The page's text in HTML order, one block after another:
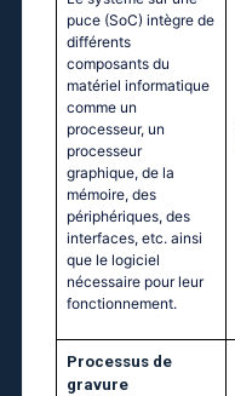
puce (SoC) intègre de
différents
composants du
matériel informatique
comme un
processeur, un
processeur
graphique, de la
mémoire, des
périphériques, des
interfaces, etc. ainsi
que le logiciel
nécessaire pour leur
fonctionnement.
Processus de
gravure